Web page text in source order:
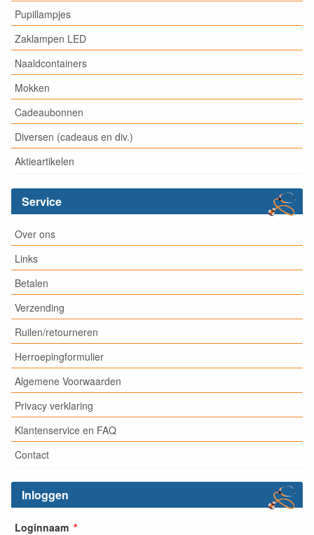
Pupillampjes
Zaklampen LED
Naaldcontainers
Mokken
Cadeaubonnen
Diversen (cadeaus en div.)
Aktieartikelen
Service
Over ons
Links
Betalen
Verzending
Ruilen/retourneren
Herroepingformulier
Algemene Voorwaarden
Privacy verklaring
Klantenservice en FAQ
Contact
Inloggen
Loginnaam